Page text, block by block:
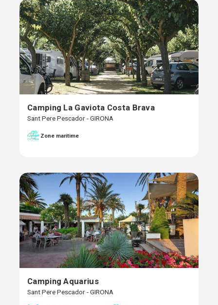
Camping La Gaviota Costa Brava
Sant Pere Pescador - GIRONA
Zone maritime
Camping Aquarius
Sant Pere Pescador - GIRONA